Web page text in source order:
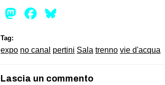
Mastodon
Facebook
Tag:
expo no canal pertini Sala trenno vie d'acqua
Lascia un commento